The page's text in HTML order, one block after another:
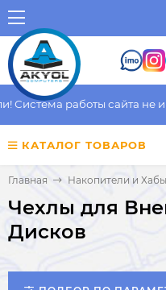
работы сайта не
КАТАЛОГ ТОВАРОВ
Главная Накопители и Хабы
Чехлы для
Дисков